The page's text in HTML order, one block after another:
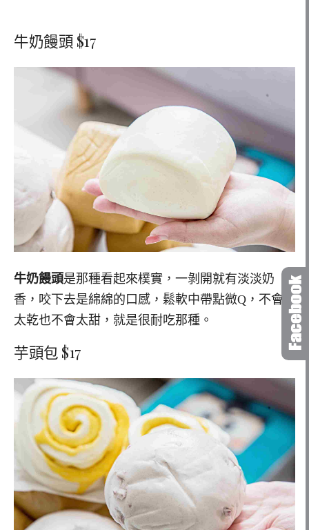
牛奶饅頭 $17
牛奶饅頭是那種看起來樸實，一剝開就有淡淡奶
香，咬下去是綿綿的口感，鬆軟中帶點微Q，不會
太乾也不會太甜，就是很耐吃那種。
芋頭包 $17